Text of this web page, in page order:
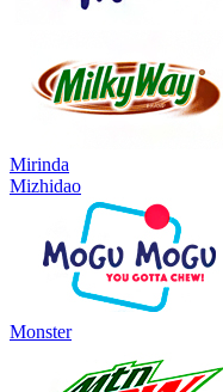
Mirinda
Mizhidao
Monster